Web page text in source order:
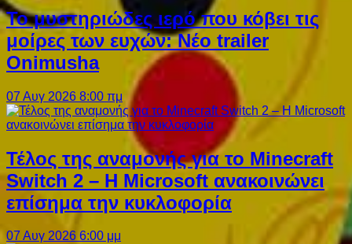
Το μυστηριώδες ιερό που κόβει τις
μοίρες των ευχών: Νέο trailer
Onimusha
07 Αυγ 2026 8:00 πμ
Τέλος της αναμονής για το Minecraft
Switch 2 – Η Microsoft ανακοινώνει
επίσημα την κυκλοφορία
07 Αυγ 2026 6:00 μμ